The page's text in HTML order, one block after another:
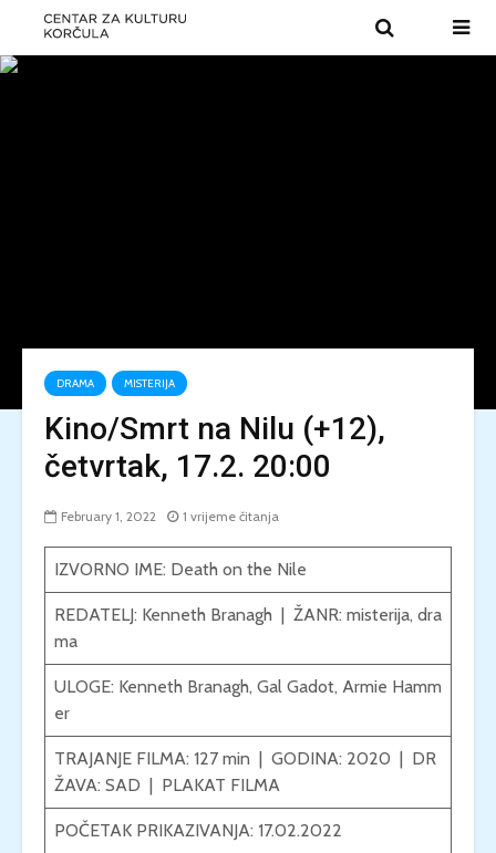
DRAMA MISTERIJA
Kino/Smrt na Nilu (+12),
četvrtak, 17.2. 20:00
February 1, 2022 1 vrijeme čitanja
IZVORNO IME: Death on the Nile
REDATELJ: Kenneth Branagh | ŽANR: misterija, dra
ma
ULOGE: Kenneth Branagh, Gal Gadot, Armie Hamm
er
TRAJANJE FILMA: 127 min | GODINA: 2020 | DR
ŽAVA: SAD | PLAKAT FILMA
POČETAK PRIKAZIVANJA: 17.02.2022